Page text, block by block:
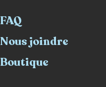
FAQ
Nous joindre
Boutique